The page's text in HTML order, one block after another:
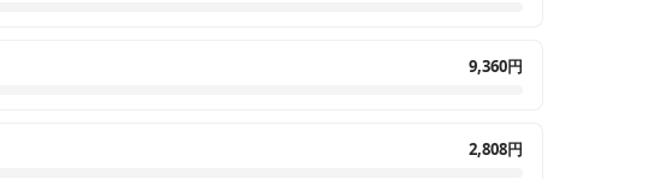
9,360円
2,808円